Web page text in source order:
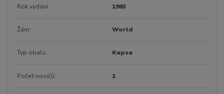
Rok vydání 1983
Žánr World
Typ obalu Kapsa
Počet nosičů 1